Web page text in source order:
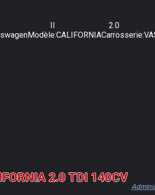
II 2.0
2.0 TDI 140CV